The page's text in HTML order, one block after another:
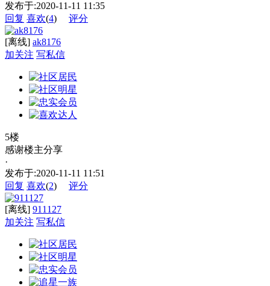
发布于:2020-11-11 11:35
回复 喜欢(4) 评分
[离线] ak8176
加关注 写私信
5楼
感谢楼主分享
·
发布于:2020-11-11 11:51
回复 喜欢(2) 评分
[离线] 911127
加关注 写私信